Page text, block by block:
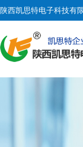
陕西凯思特电子科技有